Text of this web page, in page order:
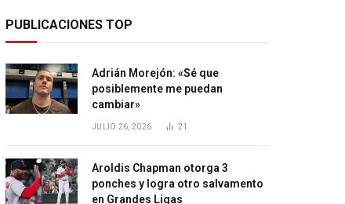
PUBLICACIONES TOP
Adrián Morejón: «Sé que
posiblemente me puedan
cambiar»
JULIO 26, 2026 21
Aroldis Chapman otorga 3
ponches y logra otro salvamento
en Grandes Ligas